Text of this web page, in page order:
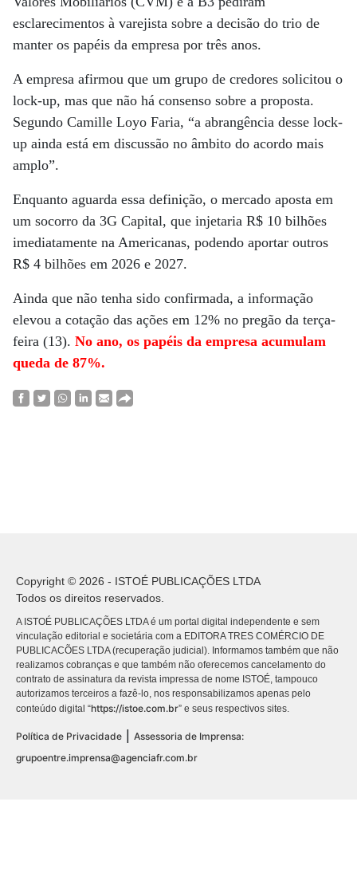
esclarecimentos à varejista sobre a decisão do trio de
manter os papéis da empresa por três anos.
A empresa afirmou que um grupo de credores solicitou o
lock-up, mas que não há consenso sobre a proposta.
Segundo Camille Loyo Faria, “a abrangência desse lock-
up ainda está em discussão no âmbito do acordo mais
amplo”.
Enquanto aguarda essa definição, o mercado aposta em
um socorro da 3G Capital, que injetaria R$ 10 bilhões
imediatamente na Americanas, podendo aportar outros
R$ 4 bilhões em 2026 e 2027.
Ainda que não tenha sido confirmada, a informação
elevou a cotação das ações em 12% no pregão da terça-
feira (13). No ano, os papéis da empresa acumulam
queda de 87%.
Copyright © 2026 - ISTOÉ PUBLICAÇÕES LTDA
Todos os direitos reservados.
A ISTOÉ PUBLICAÇÕES LTDA é um portal digital independente e sem
vinculação editorial e societária com a EDITORA TRES COMÉRCIO DE
PUBLICACÕES LTDA (recuperação judicial). Informamos também que não
realizamos cobranças e que também não oferecemos cancelamento do
contrato de assinatura da revista impressa de nome ISTOÉ, tampouco
autorizamos terceiros a fazê-lo, nos responsabilizamos apenas pelo
conteúdo digital “https://istoe.com.br” e seus respectivos sites.
Política de Privacidade
Assessoria de Imprensa:
grupoentre.imprensa@agenciafr.com.br